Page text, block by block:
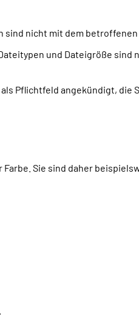
nicht mit dem betroffenen
und Dateigröße sind
Pflichtfeld angekündigt, die
Sie sind daher